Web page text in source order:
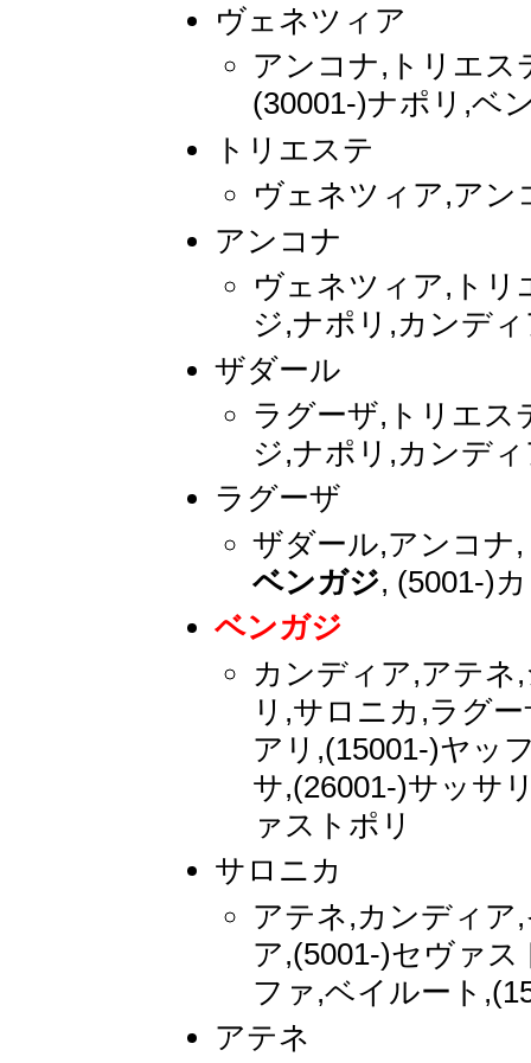
ヴェネツィア
アンコナ,トリエス
(30001-)ナポリ,ベ
トリエステ
ヴェネツィア,アン
アンコナ
ヴェネツィア,トリ
ジ,ナポリ,カンデ
ザダール
ラグーザ,トリエス
ジ,ナポリ,カンデ
ラグーザ
ザダール,アンコナ
ベンガジ, (5001-)
ベンガジ
カンディア,アテ
リ,サロニカ,ラグ
アリ,(15001-)ヤッ
サ,(26001-)サッサ
ァストポリ
サロニカ
アテネ,カンディア
ア,(5001-)セヴァ
ファ,ベイルート
アテネ